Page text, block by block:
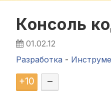
Консоль
01.02.12
Разработка -
+10 –